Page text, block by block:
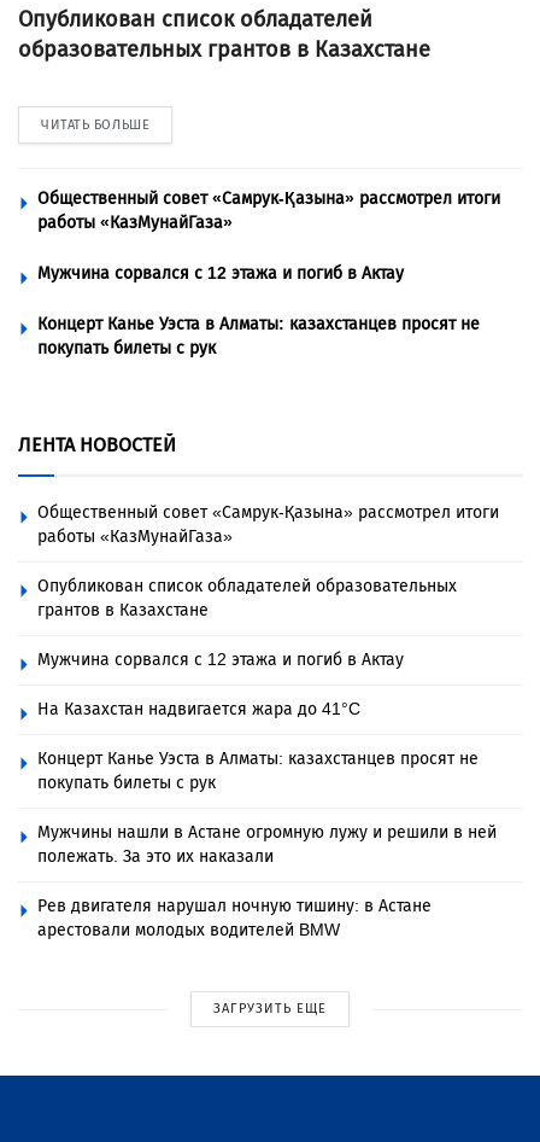
Опубликован список обладателей
образовательных грантов в Казахстане
ЧИТАТЬ БОЛЬШЕ
Общественный совет «Самрук-Қазына» рассмотрел итоги
работы «КазМунайГаза»
Мужчина сорвался с 12 этажа и погиб в Актау
Концерт Канье Уэста в Алматы: казахстанцев просят не
покупать билеты с рук
ЛЕНТА НОВОСТЕЙ
Общественный совет «Самрук-Қазына» рассмотрел итоги
работы «КазМунайГаза»
Опубликован список обладателей образовательных
грантов в Казахстане
Мужчина сорвался с 12 этажа и погиб в Актау
На Казахстан надвигается жара до 41°C
Концерт Канье Уэста в Алматы: казахстанцев просят не
покупать билеты с рук
Мужчины нашли в Астане огромную лужу и решили в ней
полежать. За это их наказали
Рев двигателя нарушал ночную тишину: в Астане
арестовали молодых водителей BMW
ЗАГРУЗИТЬ ЕЩЕ